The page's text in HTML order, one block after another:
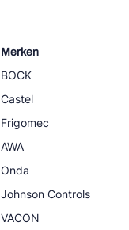
Merken
BOCK
Castel
Frigomec
AWA
Onda
Johnson Controls
VACON